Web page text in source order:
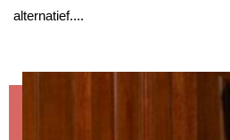
alternatief....